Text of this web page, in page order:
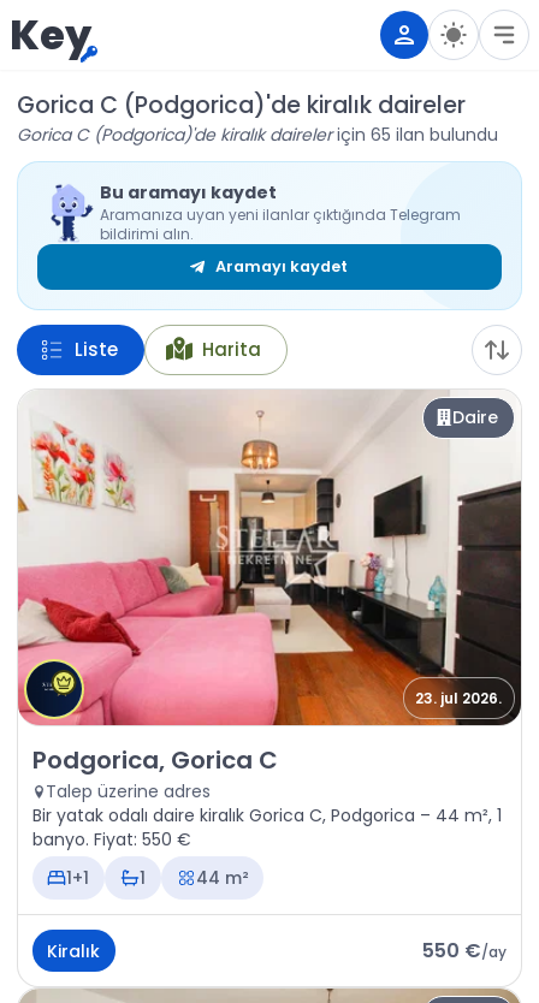
Key
Gorica C (Podgorica)'de kiralık daireler
Gorica C (Podgorica)'de kiralık daireleriçin 65 ilan bulundu
Bu aramayı kaydet
Aramanıza uyan yeni ilanlar çıktığında Telegram
bildirimi alın.
Aramayı kaydet
Liste Harita
Daire
23. jul 2026.
Kiralık - Daire Podgorica, Gorica C
Podgorica, Gorica C
Talep üzerine adres
Bir yatak odalı daire kiralık Gorica C, Podgorica – 44 m², 1
banyo. Fiyat: 550 €
1+1
1 44 m²
Kiralık 550 €/ay